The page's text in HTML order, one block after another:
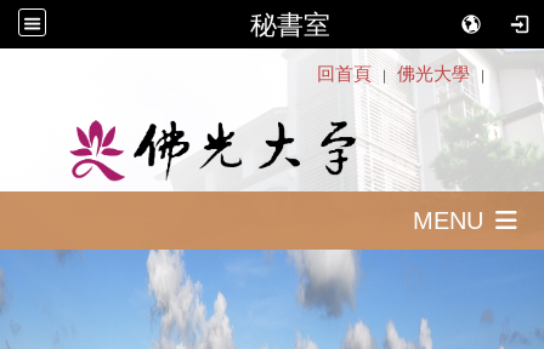
秘書室
回首頁 ｜ 佛光大學 ｜
MENU